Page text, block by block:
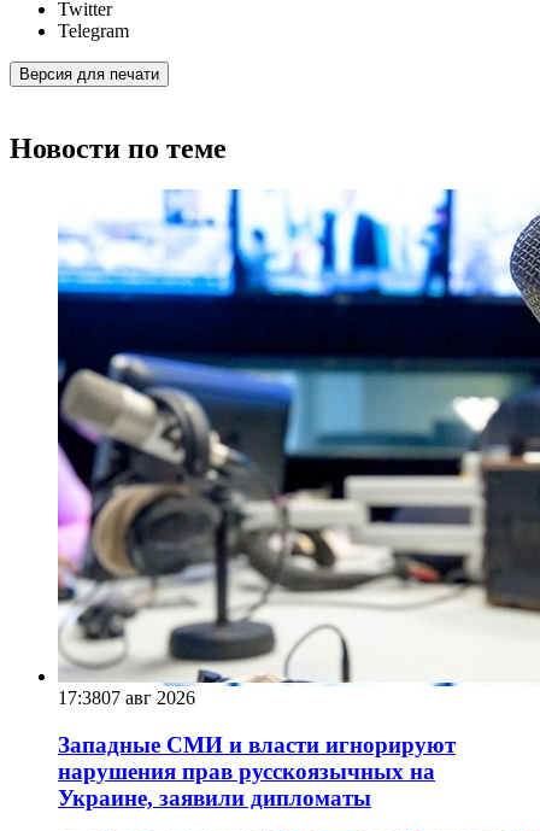
Twitter
Telegram
Версия для печати
Новости по теме
17:3807 авг 2026
Западные СМИ и власти игнорируют
нарушения прав русскоязычных на
Украине, заявили дипломаты